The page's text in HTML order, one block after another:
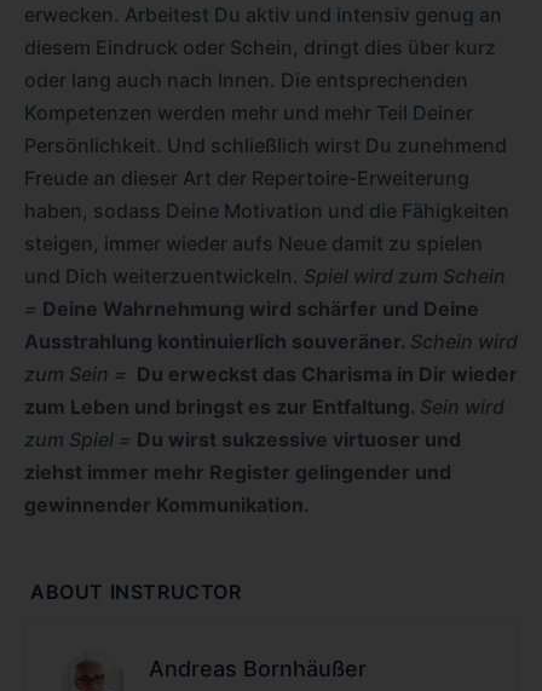
erwecken. Arbeitest Du aktiv und intensiv genug an
diesem Eindruck oder Schein, dringt dies über kurz
oder lang auch nach Innen. Die entsprechenden
Kompetenzen werden mehr und mehr Teil Deiner
Persönlichkeit. Und schließlich wirst Du zunehmend
Freude an dieser Art der Repertoire-Erweiterung
haben, sodass Deine Motivation und die Fähigkeiten
steigen, immer wieder aufs Neue damit zu spielen
und Dich weiterzuentwickeln. Spiel wird zum Schein
= Deine Wahrnehmung wird schärfer und Deine
Ausstrahlung kontinuierlich souveräner. Schein wird
zum Sein = Du erweckst das Charisma in Dir wieder
zum Leben und bringst es zur Entfaltung. Sein wird
zum Spiel = Du wirst sukzessive virtuoser und
ziehst immer mehr Register gelingender und
gewinnender Kommunikation.
ABOUT INSTRUCTOR
Andreas Bornhäußer